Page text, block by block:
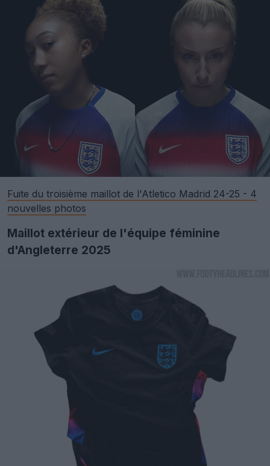
Fuite du troisième maillot de l'Atletico Madrid 24-25 - 4
nouvelles photos
Maillot extérieur de l'équipe féminine
d'Angleterre 2025